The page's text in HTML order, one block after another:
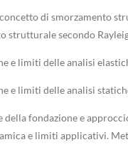
di smorzamento
strutturale secondo
e limiti delle analisi
e limiti delle analisi
della fondazione e
e limiti applicativi.